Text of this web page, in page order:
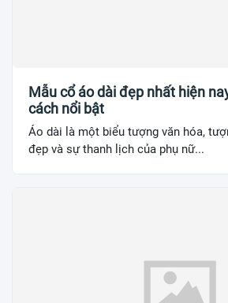
Mẫu cổ áo dài đẹp nhất hiện
cách nổi bật
Áo dài là một biểu tượng văn hóa,
đẹp và sự thanh lịch của phụ nữ...